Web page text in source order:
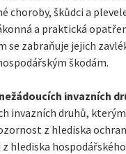
choroby, škůdci a
a praktická
se zabraňuje jejich
škodám.
invazních
invazních druhů,
z hlediska
hlediska